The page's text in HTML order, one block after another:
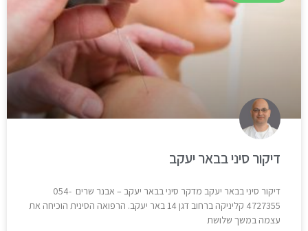
דיקור סיני בבאר יעקב
דיקור סיני בבאר יעקב מדקר סיני בבאר יעקב – אבנר שרים 054-
4727355 קליניקה ברחוב דגן 14 באר יעקב. הרפואה הסינית הוכיחה את
עצמה במשך שלושת